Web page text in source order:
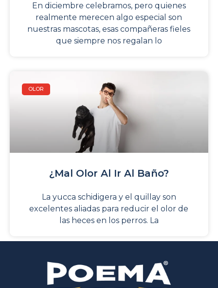
En diciembre celebramos, pero quienes
realmente merecen algo especial son
nuestras mascotas, esas compañeras fieles
que siempre nos regalan lo
OLOR
¿Mal Olor Al Ir Al Baño?
La yucca schidigera y el quillay son
excelentes aliadas para reducir el olor de
las heces en los perros. La